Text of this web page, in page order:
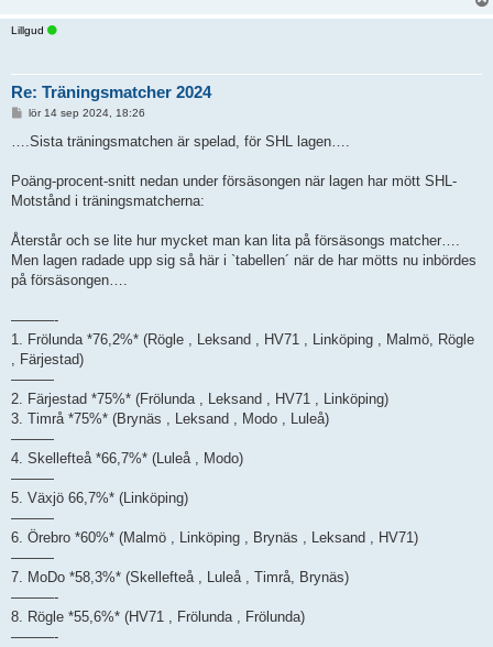
Lillgud
Re: Träningsmatcher 2024
g
lör 14 sep 2024, 18:26
….Sista träningsmatchen är spelad, för SHL lagen….
Poäng-procent-snitt nedan under försäsongen när lagen har mött SHL-
Motstånd i träningsmatcherna:
Återstår och se lite hur mycket man kan lita på försäsongs matcher….
Men lagen radade upp sig så här i `tabellen´ när de har mötts nu inbördes
på försäsongen….
———-
1. Frölunda *76,2%* (Rögle , Leksand , HV71 , Linköping , Malmö, Rögle
, Färjestad)
———
2. Färjestad *75%* (Frölunda , Leksand , HV71 , Linköping)
3. Timrå *75%* (Brynäs , Leksand , Modo , Luleå)
———
4. Skellefteå *66,7%* (Luleå , Modo)
———
5. Växjö 66,7%* (Linköping)
———
6. Örebro *60%* (Malmö , Linköping , Brynäs , Leksand , HV71)
———
7. MoDo *58,3%* (Skellefteå , Luleå , Timrå, Brynäs)
———-
8. Rögle *55,6%* (HV71 , Frölunda , Frölunda)
———-